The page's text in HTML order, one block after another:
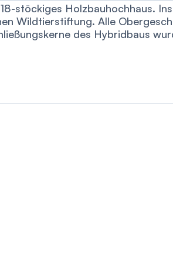
stöckiges Holzbauhochhaus.
Wildtierstiftung. Alle
des Hybridbaus